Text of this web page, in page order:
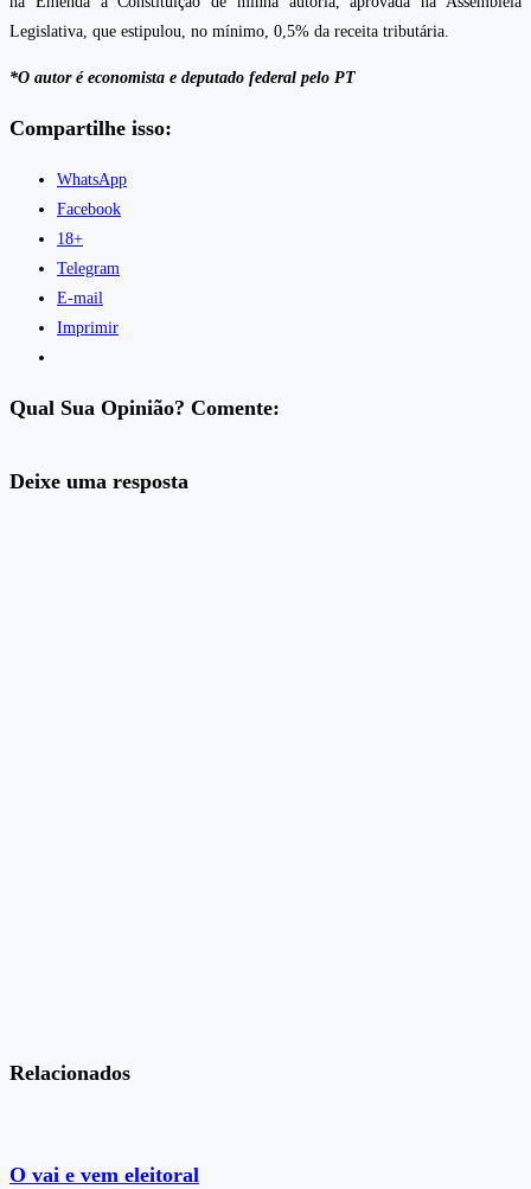
Legislativa, que estipulou, no mínimo, 0,5% da receita tributária.
*O autor é economista e deputado federal pelo PT
Compartilhe isso:
WhatsApp
Facebook
18+
Telegram
E-mail
Imprimir
Qual Sua Opinião? Comente:
Deixe uma resposta
Relacionados
O vai e vem eleitoral